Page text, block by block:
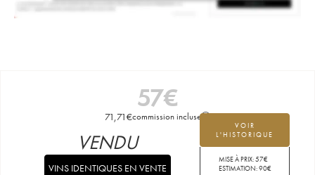
57€
71,71€commission incluse
VOIR
L'HISTORIQUE
MISE À PRIX:57€
ESTIMATION:90€
VENDU
VINS IDENTIQUES EN VENTE